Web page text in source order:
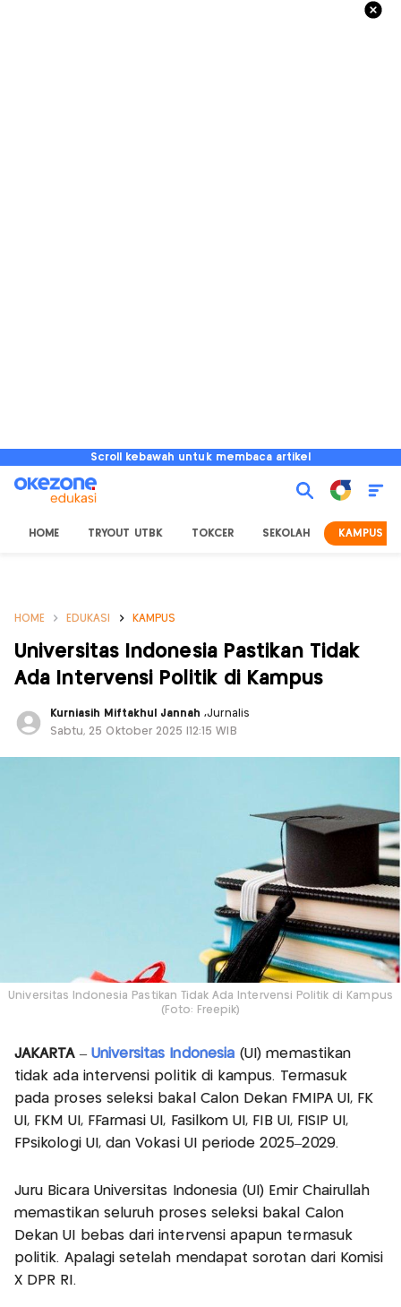
Scroll kebawah untuk membaca artikel
HOME TRYOUT UTBK TOKCER SEKOLAH KAMPUS
HOME EDUKASI KAMPUS
Universitas Indonesia Pastikan Tidak
Ada Intervensi Politik di Kampus
Kurniasih Miftakhul Jannah,Jurnalis
Sabtu, 25 Oktober 2025 |12:15 WIB
Universitas Indonesia Pastikan Tidak Ada Intervensi Politik di Kampus
(Foto: Freepik)
JAKARTA– Universitas Indonesia (UI) memastikan
tidak ada intervensi politik di kampus. Termasuk
pada proses seleksi bakal Calon Dekan FMIPA UI, FK
UI, FKM UI, FFarmasi UI, Fasilkom UI, FIB UI, FISIP UI,
FPsikologi UI, dan Vokasi UI periode 2025–2029.
Juru Bicara Universitas Indonesia (UI) Emir Chairullah
memastikan seluruh proses seleksi bakal Calon
Dekan UI bebas dari intervensi apapun termasuk
politik. Apalagi setelah mendapat sorotan dari Komisi
X DPR RI.